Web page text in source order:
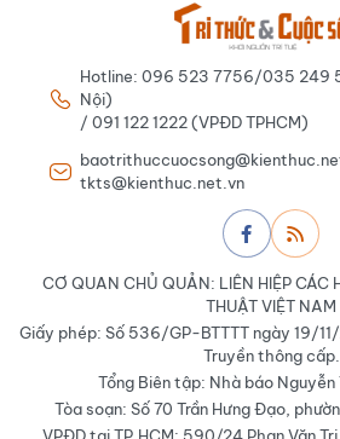
Hotline: 096 523 7756/035 249
Nội)
/ 091 122 1222 (VPĐD TPHCM)
tkts@kienthuc.net.vn
CƠ QUAN CHỦ QUẢN: LIÊN HIỆP CÁC
THUẬT VIỆT NAM
Giấy phép: Số 536/GP-BTTTT ngày 19/
Truyền thông cấp.
Tổng Biên tập: Nhà báo Nguyễn
Tòa soạn: Số 70 Trần Hưng Đạo,